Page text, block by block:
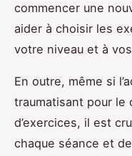
commencer une
aider à choisir les
votre niveau et à
En outre, même si
traumatisant pour le
d’exercices, il est
chaque séance et